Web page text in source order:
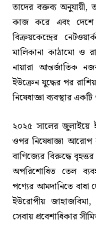
তাদের বক্তব্য অনুযায়ী,
কাজ করে এবং দেশে
বিক্রয়কেন্দ্রের
মালিকানা কাঠামো ও
নায়ারা আন্তর্জাতিক
ইউক্রেন যুদ্ধের পর
নিষেধাজ্ঞা ব্যবস্থার
২০২৫ সালের জুলাইয়ে
ওপর নিষেধাজ্ঞা আরোপ
বাণিজ্যের বিরুদ্ধে
অপরিশোধিত তেল
পণ্যের আমদানিতে বাধা
ইউরোপীয়
সেবায় প্রবেশাধিকার